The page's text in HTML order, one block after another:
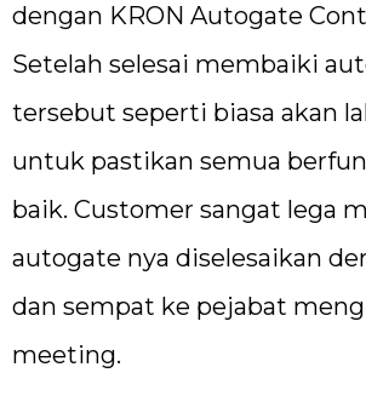
dengan KRON Autogate
Setelah selesai membaiki
tersebut seperti biasa akan
untuk pastikan semua
baik. Customer sangat lega
autogate nya diselesaikan
dan sempat ke pejabat
meeting.